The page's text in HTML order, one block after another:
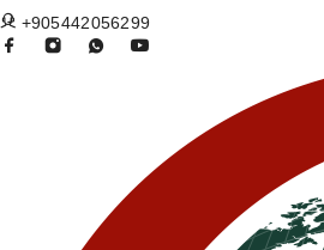
+905442056299